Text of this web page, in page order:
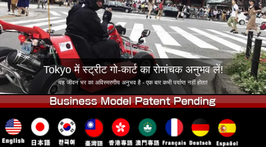
शाखा बदलें
टोक्यो शिनागावा #1 टोक्यो अकीहबारा#1
टोक्यो अकीहबारा#2 टोक्यो शिबुया
टोक्यो शिबुया एनेक्स टोक्यो बे
टोक्यो असाकुसा ओसाका
Tokyo में स्ट्रीट गो-कार्ट का रोमांचक अनुभव लें!
यह जीवन भर का अविस्मरणीय अनुभव है - एक बार कभी पर्याप्त नहीं होता!